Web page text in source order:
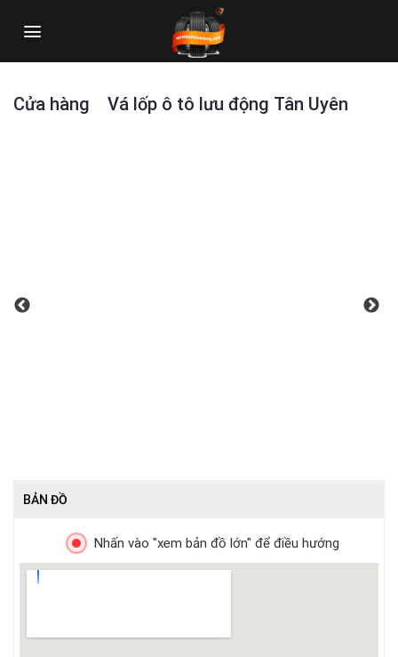
Cửa hàng Vá lốp ô tô lưu động Tân Uyên
BẢN ĐỒ
Nhấn vào "xem bản đồ lớn" để điều hướng